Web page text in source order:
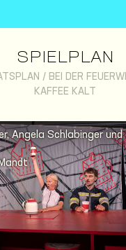
SPIELPLAN
/ BEI DER
KAFFEE KALT
Angela Schlabinger und